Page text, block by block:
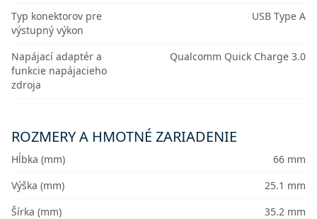
Typ konektorov pre
výstupný výkon
USB Type A
Napájací adaptér a
funkcie napájacieho
zdroja
Qualcomm Quick Charge 3.0
ROZMERY A HMOTNÉ ZARIADENIE
Hĺbka (mm)
66 mm
Výška (mm)
25.1 mm
Šírka (mm)
35.2 mm